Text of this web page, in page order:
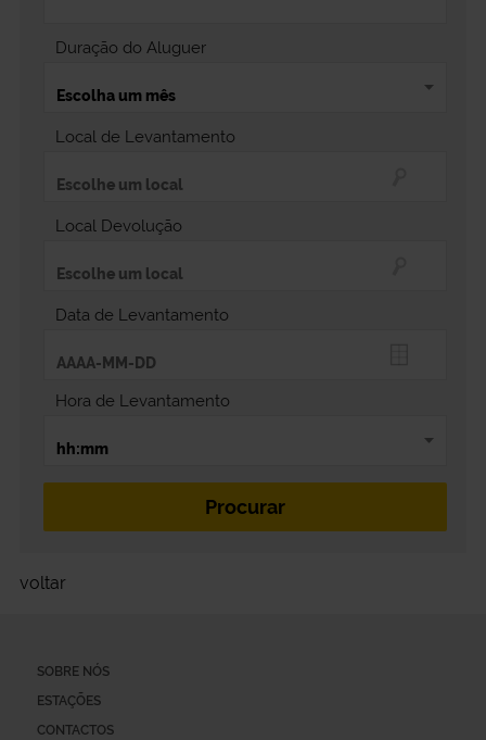
Local de Levantamento
Local Devolução
Data de Levantamento
Hora de Levantamento
Duração do Aluguer
voltar
SOBRE NÓS
ESTAÇÕES
CONTACTOS